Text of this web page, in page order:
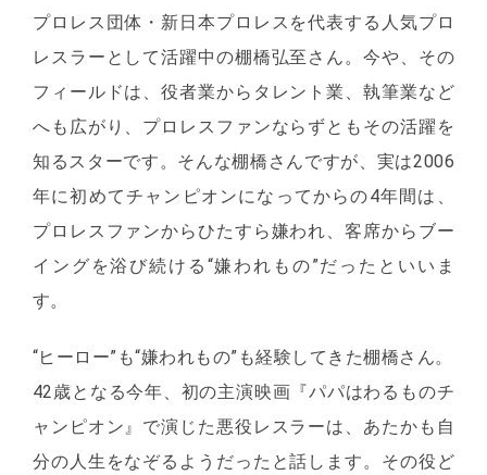
プロレス団体・新日本プロレスを代表する人気プロ
レスラーとして活躍中の棚橋弘至さん。今や、その
フィールドは、役者業からタレント業、執筆業など
へも広がり、プロレスファンならずともその活躍を
知るスターです。そんな棚橋さんですが、実は2006
年に初めてチャンピオンになってからの4年間は、
プロレスファンからひたすら嫌われ、客席からブー
イングを浴び続ける“嫌われもの”だったといいま
す。
“ヒーロー”も“嫌われもの”も経験してきた棚橋さん。
42歳となる今年、初の主演映画『パパはわるものチ
ャンピオン』で演じた悪役レスラーは、あたかも自
分の人生をなぞるようだったと話します。その役ど